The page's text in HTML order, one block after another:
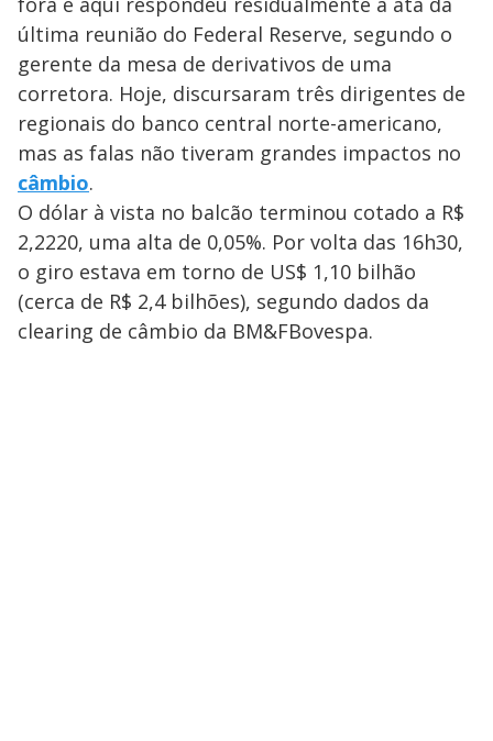
última reunião do Federal Reserve, segundo o
gerente da mesa de derivativos de uma
corretora. Hoje, discursaram três dirigentes de
regionais do banco central norte-americano,
mas as falas não tiveram grandes impactos no
câmbio.
O dólar à vista no balcão terminou cotado a R$
2,2220, uma alta de 0,05%. Por volta das 16h30,
o giro estava em torno de US$ 1,10 bilhão
(cerca de R$ 2,4 bilhões), segundo dados da
clearing de câmbio da BM&FBovespa.